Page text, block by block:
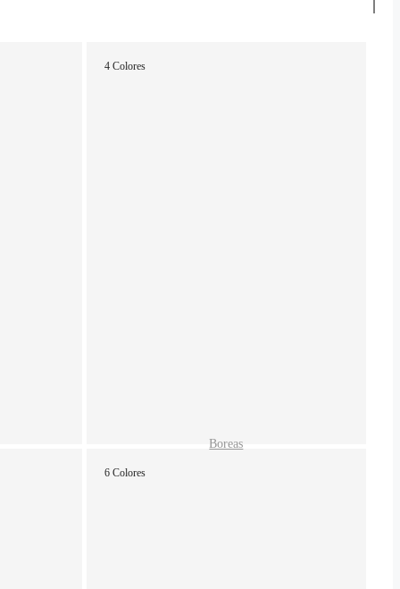
4 Colores
Boreas
6 Colores